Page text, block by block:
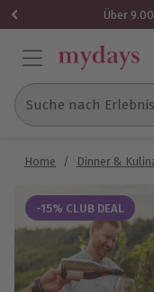
Über
Suche nach
Home / Dinner &
-15% CLUB DEAL